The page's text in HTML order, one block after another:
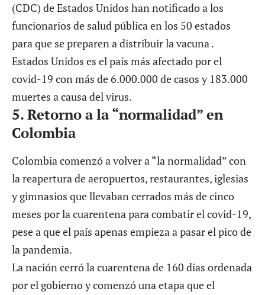
(CDC) de Estados Unidos han notificado a los
funcionarios de salud pública en los 50 estados
para que se preparen a distribuir la vacuna .
Estados Unidos es el país más afectado por el
covid-19 con más de 6.000.000 de casos y 183.000
muertes a causa del virus.
5.Retorno a la “normalidad” en
Colombia
Colombia comenzó a volver a “la normalidad” con
la reapertura de aeropuertos, restaurantes, iglesias
y gimnasios que llevaban cerrados más de cinco
meses por la cuarentena para combatir el covid-19,
pese a que el país apenas empieza a pasar el pico de
la pandemia.
La nación cerró la cuarentena de 160 días ordenada
por el gobierno y comenzó una etapa que el